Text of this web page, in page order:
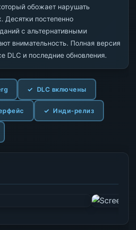
обожает нарушать
Десятки постепенно
с альтернативными
внимательность. Полная версия
DLC и последние обновления.
DLC включены
Инди-релиз